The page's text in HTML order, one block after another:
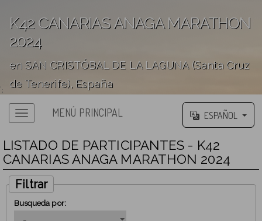
K42 CANARIAS ANAGA MARATHON
2024
en SAN CRISTÓBAL DE LA LAGUNA (Santa Cruz
de Tenerife), España
';
MENÚ PRINCIPAL ESPAÑOL
LISTADO DE PARTICIPANTES - K42
CANARIAS ANAGA MARATHON 2024
Filtrar
Busqueda por: